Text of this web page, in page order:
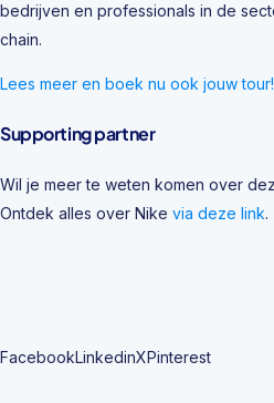
bedrijven en professionals in de
chain.
Lees meer en boek nu ook jouw tour!
Supporting partner
Wil je meer te weten komen over
Ontdek alles over Nike via deze link.
FacebookLinkedinXPinterest